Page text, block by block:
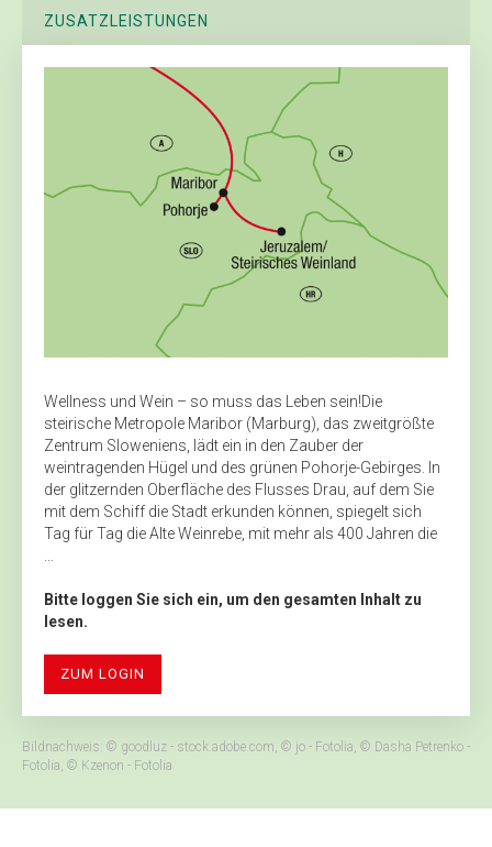
ZUSATZLEISTUNGEN
Wellness und Wein – so muss das Leben sein!Die
steirische Metropole Maribor (Marburg), das zweitgrößte
Zentrum Sloweniens, lädt ein in den Zauber der
weintragenden Hügel und des grünen Pohorje-Gebirges. In
der glitzernden Oberfläche des Flusses Drau, auf dem Sie
mit dem Schiff die Stadt erkunden können, spiegelt sich
Tag für Tag die Alte Weinrebe, mit mehr als 400 Jahren die
...
Bitte loggen Sie sich ein, um den gesamten Inhalt zu
lesen.
ZUM LOGIN
Bildnachweis: © goodluz - stock.adobe.com, © jo - Fotolia, © Dasha Petrenko -
Fotolia, © Kzenon - Fotolia